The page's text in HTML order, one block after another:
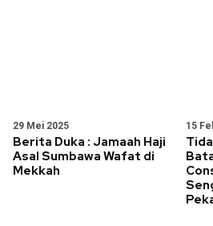
29 Mei 2025
Berita Duka : Jamaah Haji
Asal Sumbawa Wafat di
Mekkah
15